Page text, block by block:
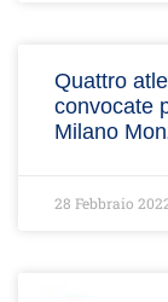
Quattro
convocate
Milano
28 Febbraio